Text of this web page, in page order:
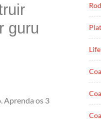
guru
Aprenda os 3